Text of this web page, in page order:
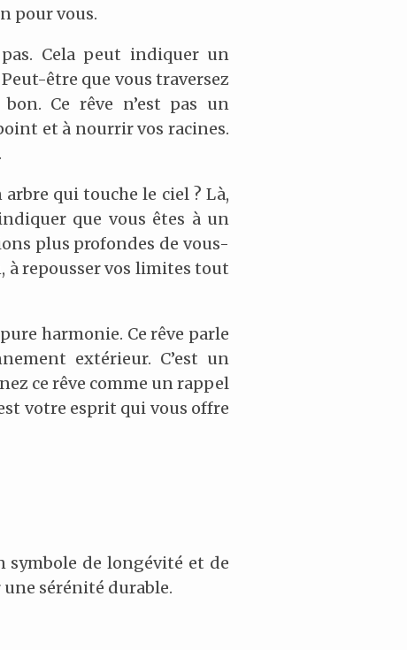
pour vous.
Cela peut indiquer un
être que vous traversez
Ce rêve n’est pas un
et à nourrir vos racines.
arbre qui touche le ciel ? Là,
que vous êtes à un
plus profondes de vous-
à repousser vos limites tout
harmonie. Ce rêve parle
extérieur. C’est un
ce rêve comme un rappel
votre esprit qui vous offre
symbole de longévité et de
sérénité durable.